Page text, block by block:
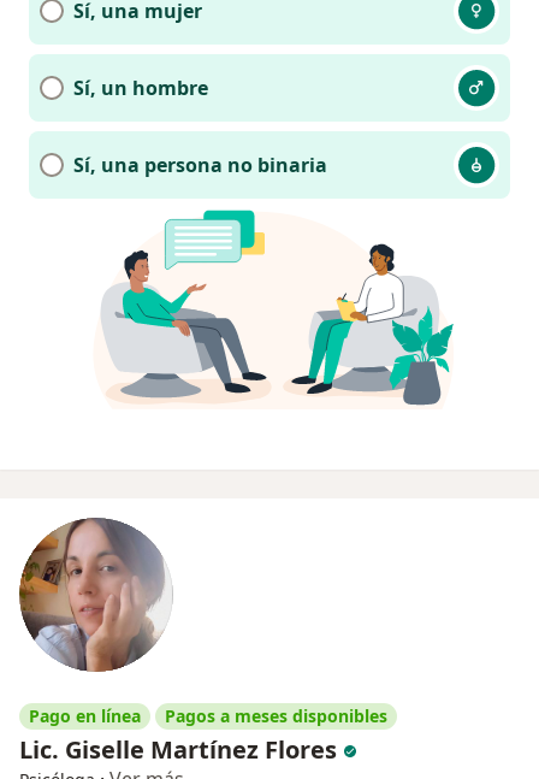
Sí, una mujer
Sí, un hombre
Sí, una persona no binaria
Pago en línea Pagos a meses disponibles
Lic. Giselle Martínez Flores